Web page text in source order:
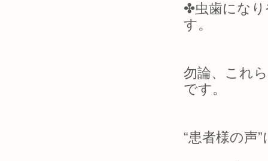
✤虫歯になり
す。
勿論、これ
です。
“患者様の声